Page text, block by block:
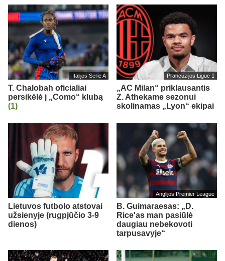
Italijos Serie A
T. Chalobah oficialiai
persikėlė į „Como“ klubą
(1)
Prancūzijos Ligue 1
„AC Milan“ priklausantis
Z. Athekame sezonui
skolinamas „Lyon“ ekipai
Lietuvos futbolo atstovai
užsienyje (rugpjūčio 3-9
dienos)
Anglijos Premier League
B. Guimaraesas: „D.
Rice'as man pasiūlė
daugiau nebekovoti
tarpusavyje“